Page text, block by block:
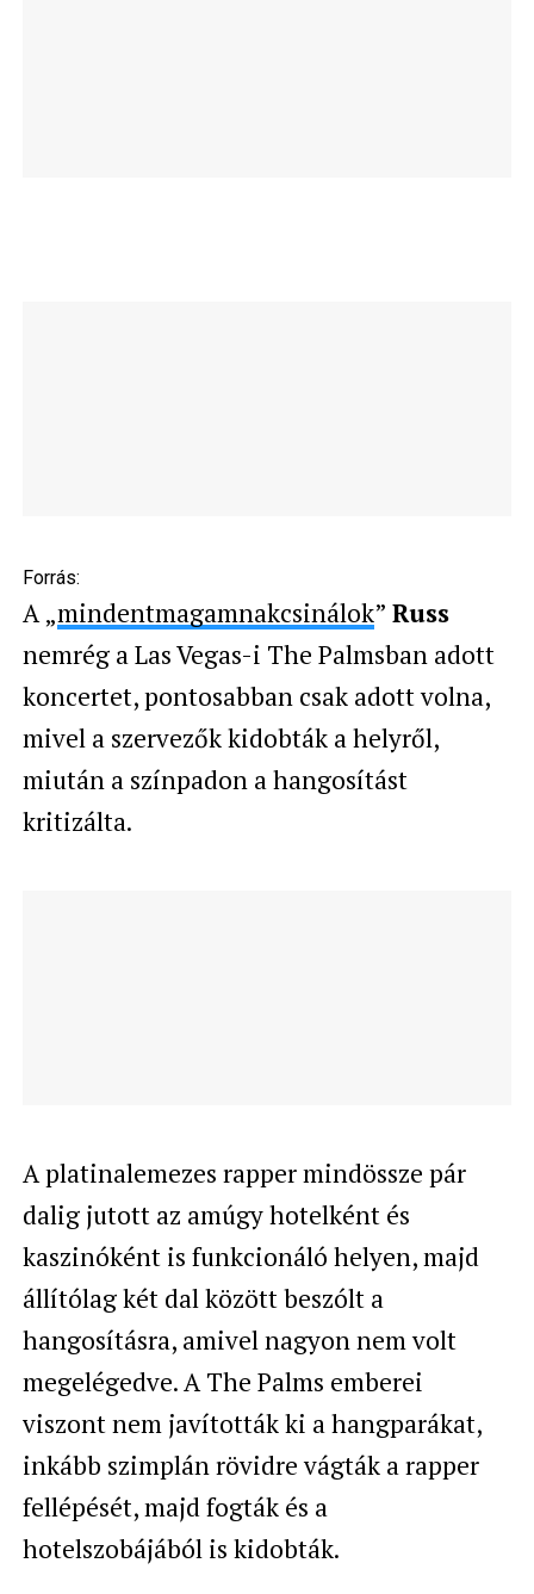
Forrás:
A „mindentmagamnakcsinálok” Russ
nemrég aLas Vegas-i The Palmsban adott
koncertet, pontosabban csak adott volna,
mivel a szervezők kidobták a helyről,
miután a színpadon a hangosítást
kritizálta.
A platinalemezes rapper mindössze pár
dalig jutott az amúgy hotelként és
kaszinóként is funkcionáló helyen, majd
állítólag két dal között beszólt a
hangosításra, amivel nagyon nem volt
megelégedve. A The Palms emberei
viszont nem javították ki a hangparákat,
inkább szimplán rövidre vágták a rapper
fellépését, majd fogták és a
hotelszobájából is kidobták.